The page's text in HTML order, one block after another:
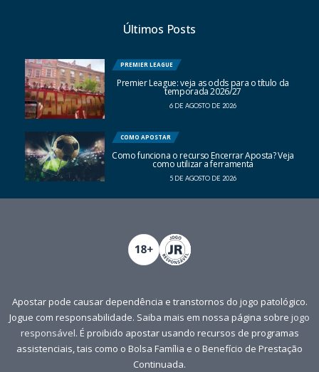
Últimos Posts
PREMIER LEAGUE
Premier League: veja as odds para o título da
temporada 2026/27
6 DE AGOSTO DE 2026
COMO APOSTAR
Como funciona o recurso Encerrar Aposta? Veja
como utilizar a ferramenta
5 DE AGOSTO DE 2026
Apostar pode causar dependência e transtornos do jogo patológico.
Jogue com responsabilidade. Saiba mais em nossa página sobre jogo
responsável. É proibido apostar usando recursos de programas
assistenciais, tais como o Bolsa Família e o Benefício de Prestação
Continuada.